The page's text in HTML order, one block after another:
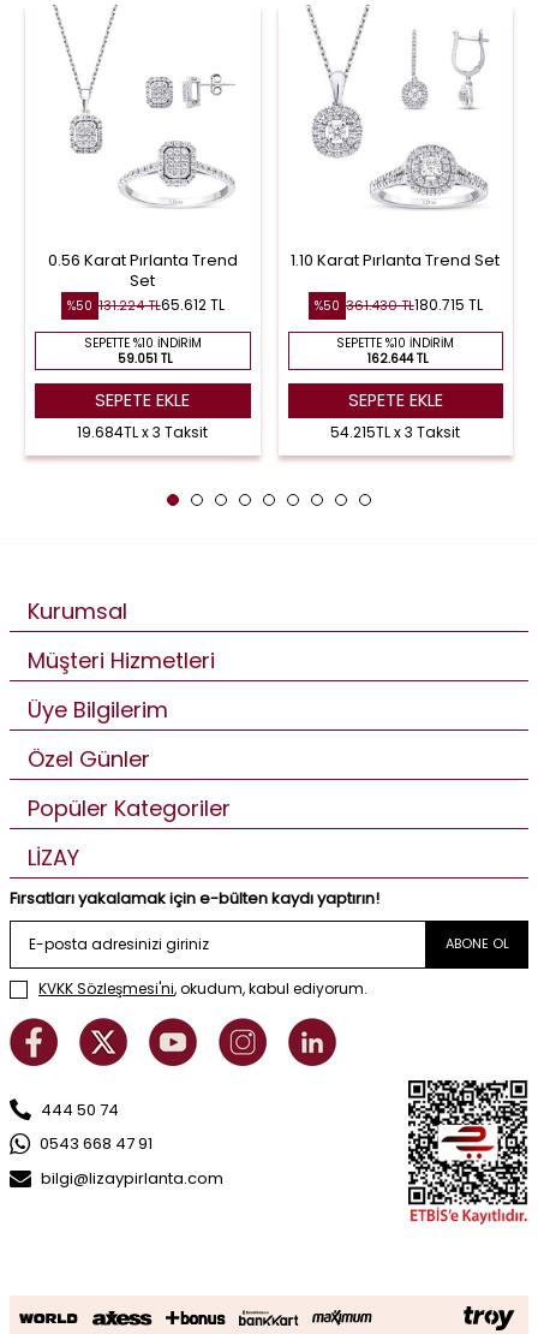
0.56 Karat Pırlanta Trend
Set
%50 131.224 TL65.612 TL
SEPETTE %10 İNDIRIM
59.051 TL
SEPETE EKLE
19.684TL x 3 Taksit
1.10 Karat Pırlanta Trend Set
%50 361.430 TL180.715 TL
SEPETTE %10 İNDIRIM
162.644 TL
SEPETE EKLE
54.215TL x 3 Taksit
Kurumsal
Müşteri Hizmetleri
Üye Bilgilerim
Özel Günler
Popüler Kategoriler
LİZAY
Fırsatları yakalamak için e-bülten kaydı yaptırın!
ABONE OL
KVKK Sözleşmesi'ni, okudum, kabul ediyorum.
444 50 74
0543 668 47 91
bilgi@lizaypirlanta.com